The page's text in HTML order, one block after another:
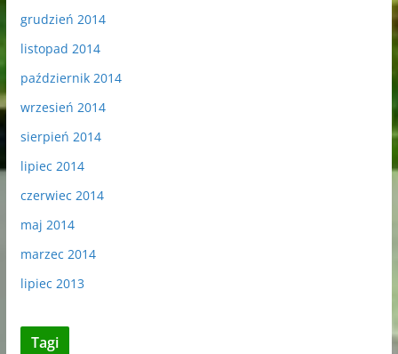
grudzień 2014
listopad 2014
październik 2014
wrzesień 2014
sierpień 2014
lipiec 2014
czerwiec 2014
maj 2014
marzec 2014
lipiec 2013
Tagi